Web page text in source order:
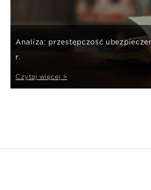
Analiza: przestępczość
r.
Czytaj więcej >